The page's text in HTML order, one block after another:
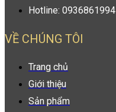
Hotline: 0936861994
VỀ CHÚNG TÔI
Trang chủ
Giới thiệu
Sản phẩm